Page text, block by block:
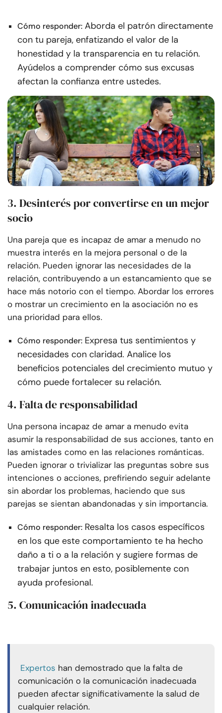
Cómo responder: Aborda el patrón directamente
con tu pareja, enfatizando el valor de la
honestidad y la transparencia en tu relación.
Ayúdelos a comprender cómo sus excusas
afectan la confianza entre ustedes.
3. Desinterés por convertirse en un mejor
socio
Una pareja que es incapaz de amar a menudo no
muestra interés en la mejora personal o de la
relación. Pueden ignorar las necesidades de la
relación, contribuyendo a un estancamiento que se
hace más notorio con el tiempo. Abordar los errores
o mostrar un crecimiento en la asociación no es
una prioridad para ellos.
Cómo responder: Expresa tus sentimientos y
necesidades con claridad. Analice los
beneficios potenciales del crecimiento mutuo y
cómo puede fortalecer su relación.
4. Falta de responsabilidad
Una persona incapaz de amar a menudo evita
asumir la responsabilidad de sus acciones, tanto en
las amistades como en las relaciones románticas.
Pueden ignorar o trivializar las preguntas sobre sus
intenciones o acciones, prefiriendo seguir adelante
sin abordar los problemas, haciendo que sus
parejas se sientan abandonadas y sin importancia.
Cómo responder: Resalta los casos específicos
en los que este comportamiento te ha hecho
daño a ti o a la relación y sugiere formas de
trabajar juntos en esto, posiblemente con
ayuda profesional.
5. Comunicación inadecuada
Expertos han demostrado que la falta de
comunicación o la comunicación inadecuada
pueden afectar significativamente la salud de
cualquier relación.